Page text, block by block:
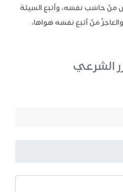
مَنْ حاسَب نفسَه، وأتبَع السيئةَ
مَنْ أتبَع نفسَه هواها،
الشرعي